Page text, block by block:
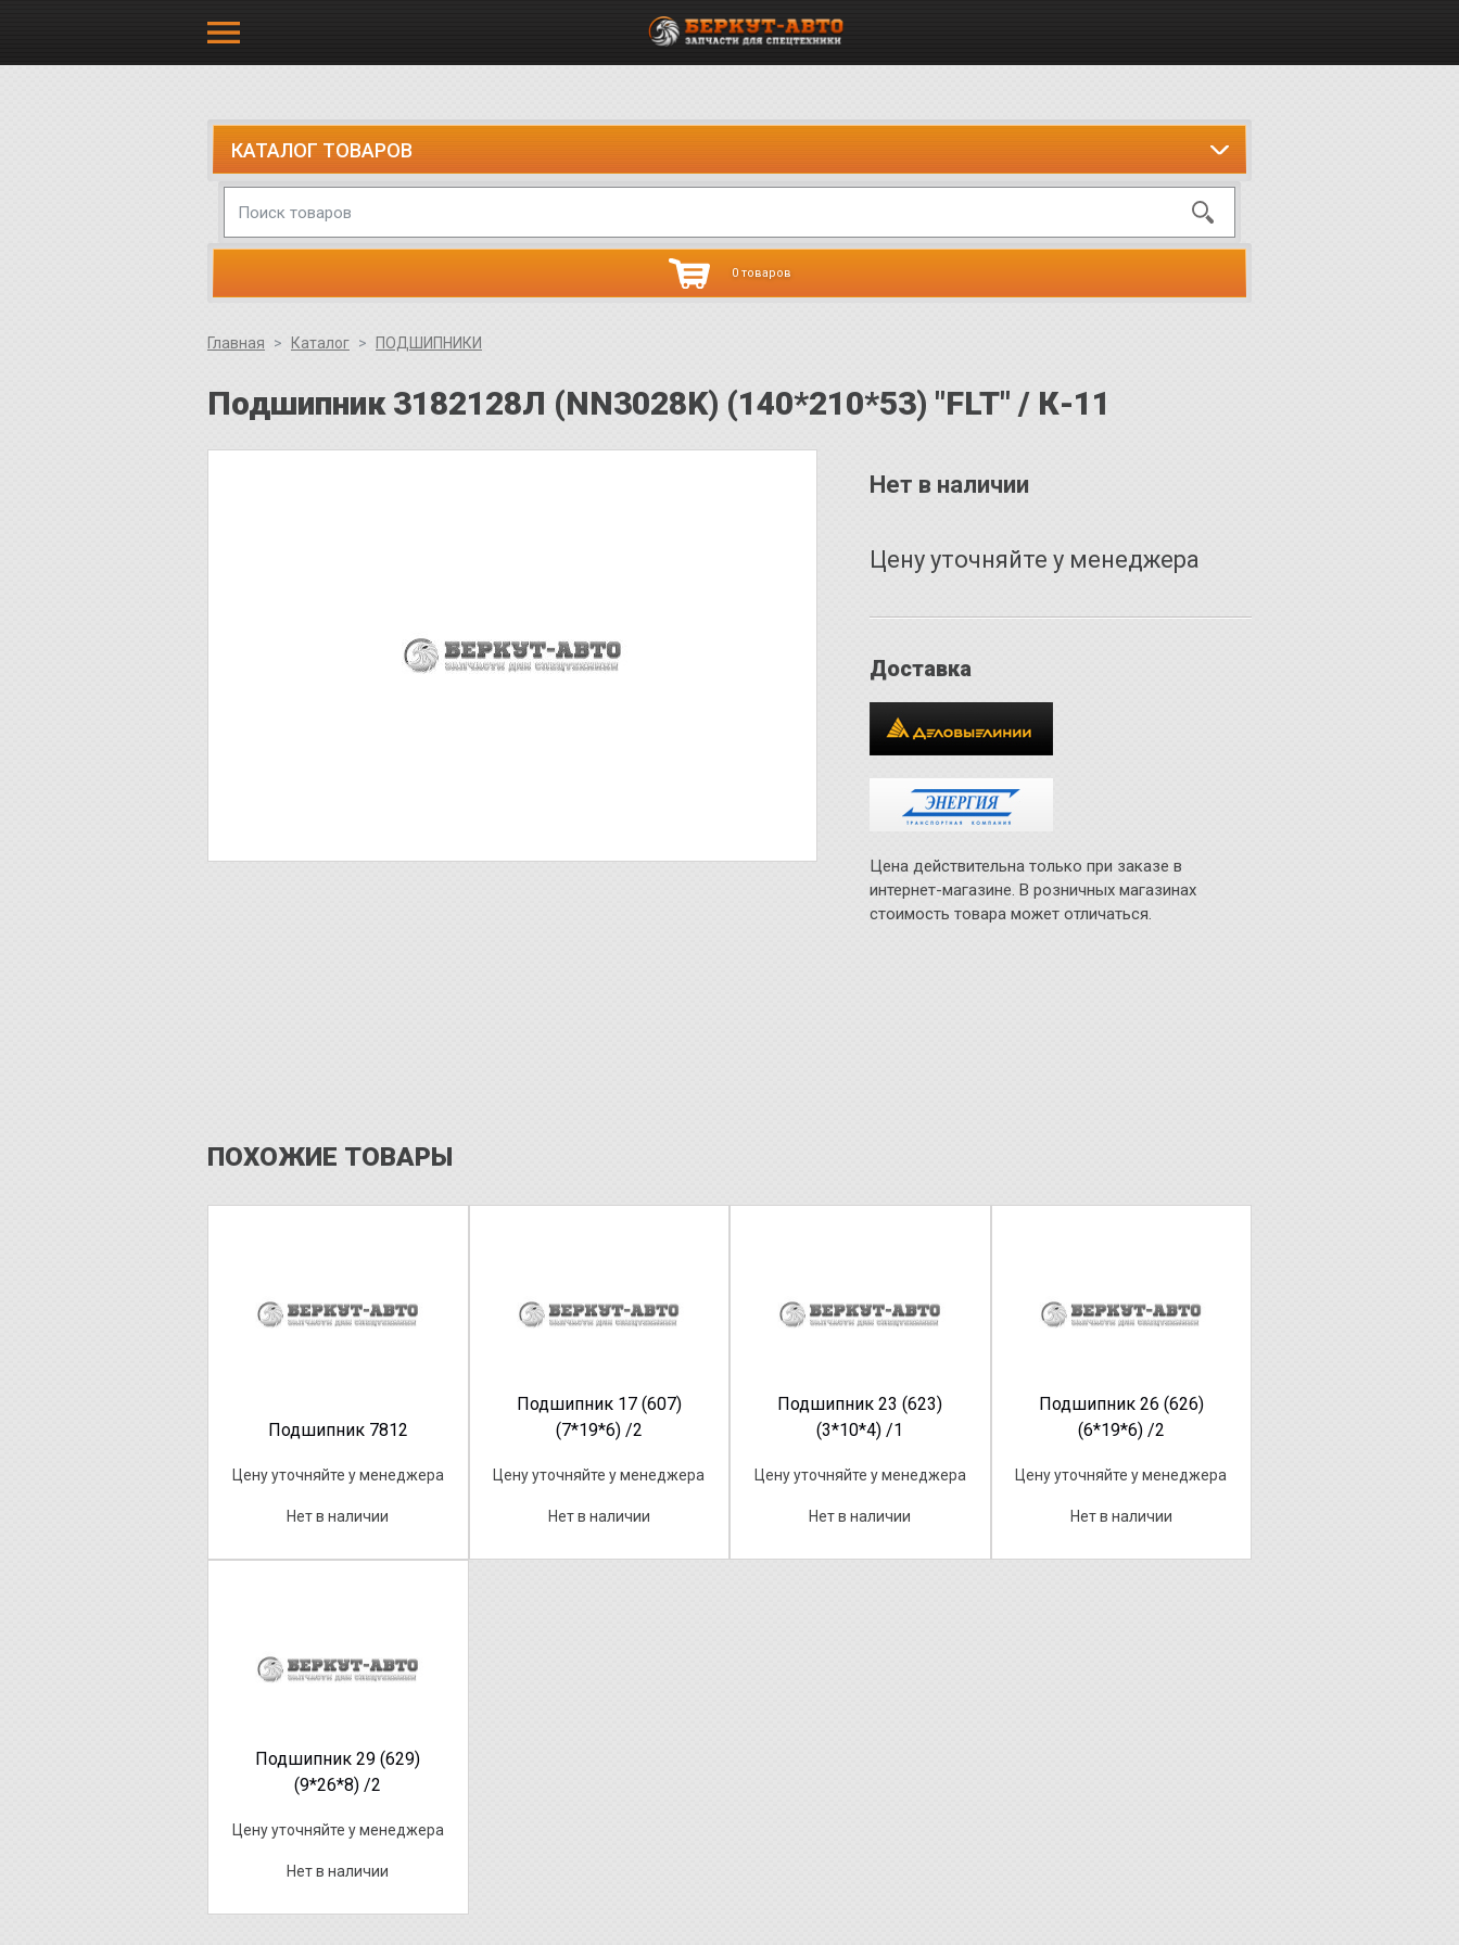
КАТАЛОГ ТОВАРОВ
0 товаров
Главная Каталог ПОДШИПНИКИ
Подшипник 3182128Л (NN3028K) (140*210*53) "FLT" / К-11
Нет в наличии
Цену уточняйте у менеджера
Доставка
Цена действительна только при заказе в
интернет-магазине. В розничных магазинах
стоимость товара может отличаться.
ПОХОЖИЕ ТОВАРЫ
Подшипник 7812
Цену уточняйте у менеджера
Нет в наличии
Подшипник 17 (607)
(7*19*6) /2
Цену уточняйте у менеджера
Нет в наличии
Подшипник 23 (623)
(3*10*4) /1
Цену уточняйте у менеджера
Нет в наличии
Подшипник 26 (626)
(6*19*6) /2
Цену уточняйте у менеджера
Нет в наличии
Подшипник 29 (629)
(9*26*8) /2
Цену уточняйте у менеджера
Нет в наличии